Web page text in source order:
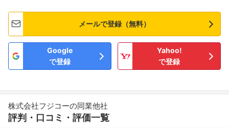
メールで登録（無料）
Google
で登録
Yahoo!
で登録
株式会社フジコーの同業他社
評判・口コミ・評価一覧